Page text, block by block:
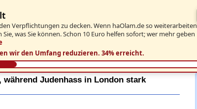
Verpflichtungen zu decken. Wenn haOlam.de so weiterarbeiten
Sie, was Sie können. Schon 10 Euro helfen sofort; wer mehr geben
wir den Umfang reduzieren. 34% erreicht.
Judenhass in London stark